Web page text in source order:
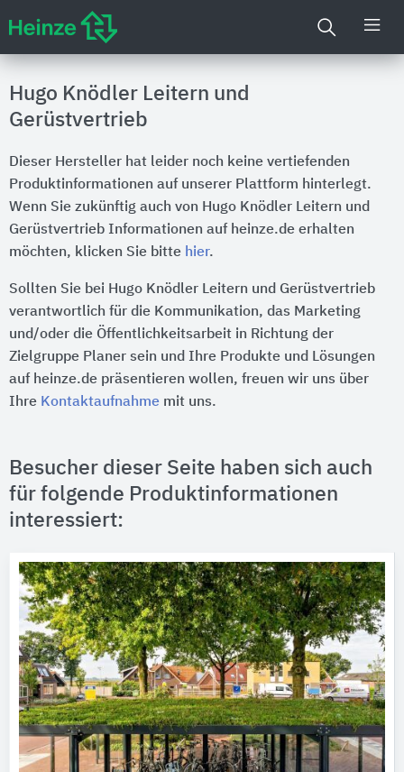
Hugo Knödler Leitern und
Gerüstvertrieb
Dieser Hersteller hat leider noch keine vertiefenden
Produktinformationen auf unserer Plattform hinterlegt.
Wenn Sie zukünftig auch von Hugo Knödler Leitern und
Gerüstvertrieb Informationen auf heinze.de erhalten
möchten, klicken Sie bitte hier.
Sollten Sie bei Hugo Knödler Leitern und Gerüstvertrieb
verantwortlich für die Kommunikation, das Marketing
und/oder die Öffentlichkeitsarbeit in Richtung der
Zielgruppe Planer sein und Ihre Produkte und Lösungen
auf heinze.de präsentieren wollen, freuen wir uns über
Ihre Kontaktaufnahme mit uns.
Besucher dieser Seite haben sich auch
für folgende Produktinformationen
interessiert: